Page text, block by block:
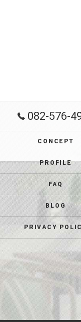
082-576-
CONCEPT
PROFILE
FAQ
BLOG
PRIVACY